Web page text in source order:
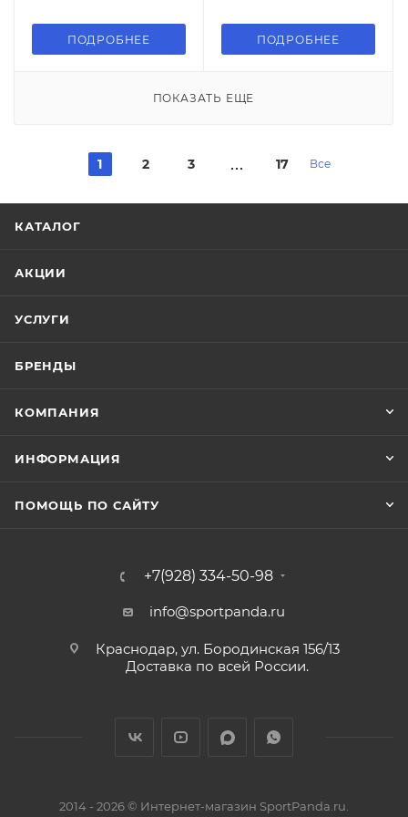
ПОДРОБНЕЕ ПОДРОБНЕЕ
ПОКАЗАТЬ ЕЩЕ
1 2 3 17 Все
КАТАЛОГ
АКЦИИ
УСЛУГИ
БРЕНДЫ
КОМПАНИЯ
ИНФОРМАЦИЯ
ПОМОЩЬ ПО САЙТУ
+7(928) 334-50-98
info@sportpanda.ru
Краснодар, ул. Бородинская 156/13
Доставка по всей России.
2014 - 2026 © Интернет-магазин SportPanda.ru.